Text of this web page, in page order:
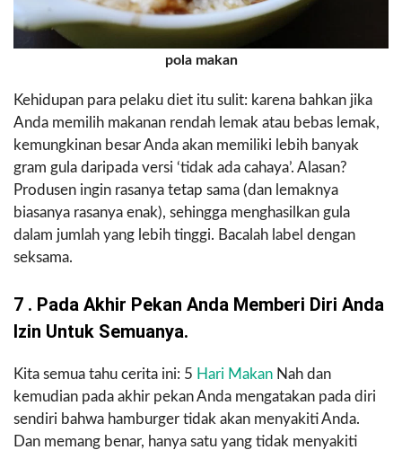
pola makan
Kehidupan para pelaku diet itu sulit: karena bahkan jika
Anda memilih makanan rendah lemak atau bebas lemak,
kemungkinan besar Anda akan memiliki lebih banyak
gram gula daripada versi ‘tidak ada cahaya’. Alasan?
Produsen ingin rasanya tetap sama (dan lemaknya
biasanya rasanya enak), sehingga menghasilkan gula
dalam jumlah yang lebih tinggi. Bacalah label dengan
seksama.
7 . Pada Akhir Pekan Anda Memberi Diri Anda
Izin Untuk Semuanya.
Kita semua tahu cerita ini: 5 Hari Makan Nah dan
kemudian pada akhir pekan Anda mengatakan pada diri
sendiri bahwa hamburger tidak akan menyakiti Anda.
Dan memang benar, hanya satu yang tidak menyakiti